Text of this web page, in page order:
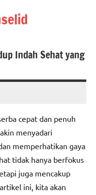
Indah Sehat yang
cepat dan penuh
menyadari
memperhatikan gaya
tidak hanya berfokus
juga mencakup
ini, kita akan